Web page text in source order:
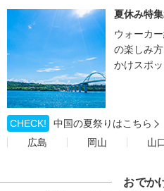
夏休み特集
ウォーカ
の楽しみ
かけスポ
CHECK!
中国の夏祭りはこちら
広島
岡山 山
おでか